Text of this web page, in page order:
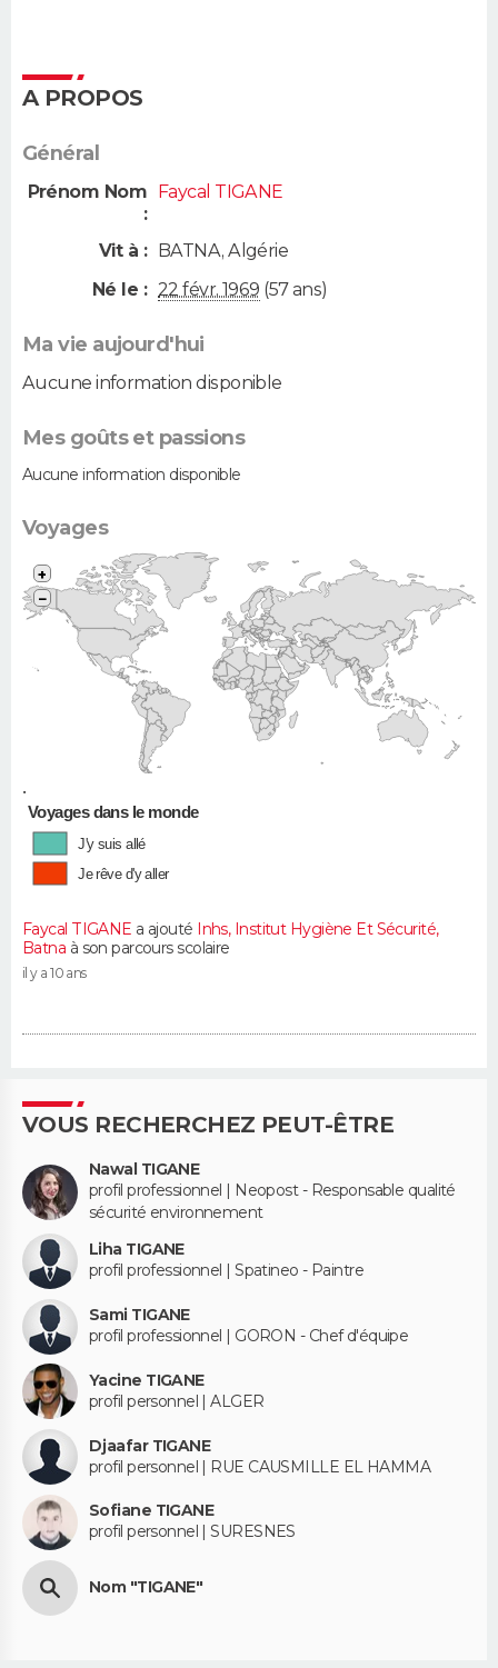
A PROPOS
Général
Prénom Nom
:
Faycal TIGANE
Vit à : BATNA,Algérie
Né le : 22 févr. 1969 (57 ans)
Ma vie aujourd'hui
Aucune information disponible
Mes goûts et passions
Aucune information disponible
Voyages
•
+
−
Voyages dans le monde
J'y suis allé
Je rêve d'y aller
Faycal TIGANE a ajouté Inhs, Institut Hygiène Et Sécurité,
Batna à son parcours scolaire
il y a 10 ans
VOUS RECHERCHEZ PEUT-ÊTRE
Nawal TIGANE
profil professionnel | Neopost - Responsable qualité
sécurité environnement
Liha TIGANE
profil professionnel | Spatineo - Paintre
Sami TIGANE
profil professionnel | GORON - Chef d'équipe
Yacine TIGANE
profil personnel | ALGER
Djaafar TIGANE
profil personnel | RUE CAUSMILLE EL HAMMA
Sofiane TIGANE
profil personnel | SURESNES
Nom "TIGANE"